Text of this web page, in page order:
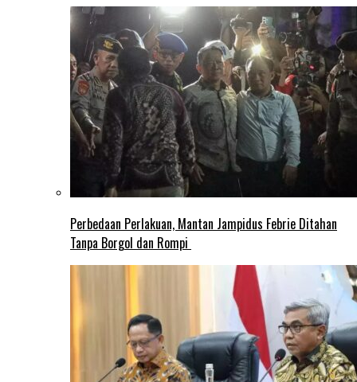
Perbedaan Perlakuan, Mantan Jampidus Febrie Ditahan
Tanpa Borgol dan Rompi